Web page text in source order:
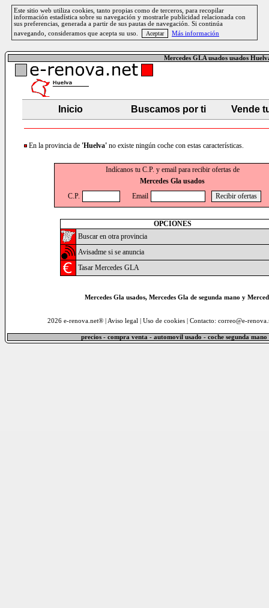
Este sitio web utiliza cookies, tanto propias como de terceros, para recopilar
información estadística sobre su navegación y mostrarle publicidad relacionada con
sus preferencias, generada a partir de sus pautas de navegación. Si continúa
navegando, consideramos que acepta su uso.
Más información
Mercedes GLA usados usados
Inicio Buscamos por ti Vende
En la provincia de 'Huelva' no existe ningún coche con estas características.
Indícanos tu C.P. y email para recibir ofertas de
Mercedes Gla usados
C.P.
Email
OPCIONES
Buscar en otra provincia
Avisadme si se anuncia
Tasar Mercedes GLA
Mercedes Gla usados, Mercedes Gla de segunda mano y
2026 e-renova.net® | Aviso legal Uso de cookies| Contacto: correo@e-
precios - compra venta - automovil usado - coche segunda mano